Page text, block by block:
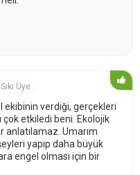
Sıkı Üye
ekibinin verdiği, gerçekleri
etkiledi beni. Ekolojik
Umarım
yapıp daha büyük
engel olması için bir